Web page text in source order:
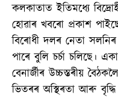
কলকাতাত ইতিমধ্যে
হোৱাৰ খবৰো প্ৰকাশ
বিৰোধী দলৰ নেতা
পাৰে বুলি চৰ্চা চলিছে।
বেনাৰ্জীৰ উচ্চস্তৰীয়
ভিতৰৰ অস্থিৰতা আৰু বৃদ্ধি